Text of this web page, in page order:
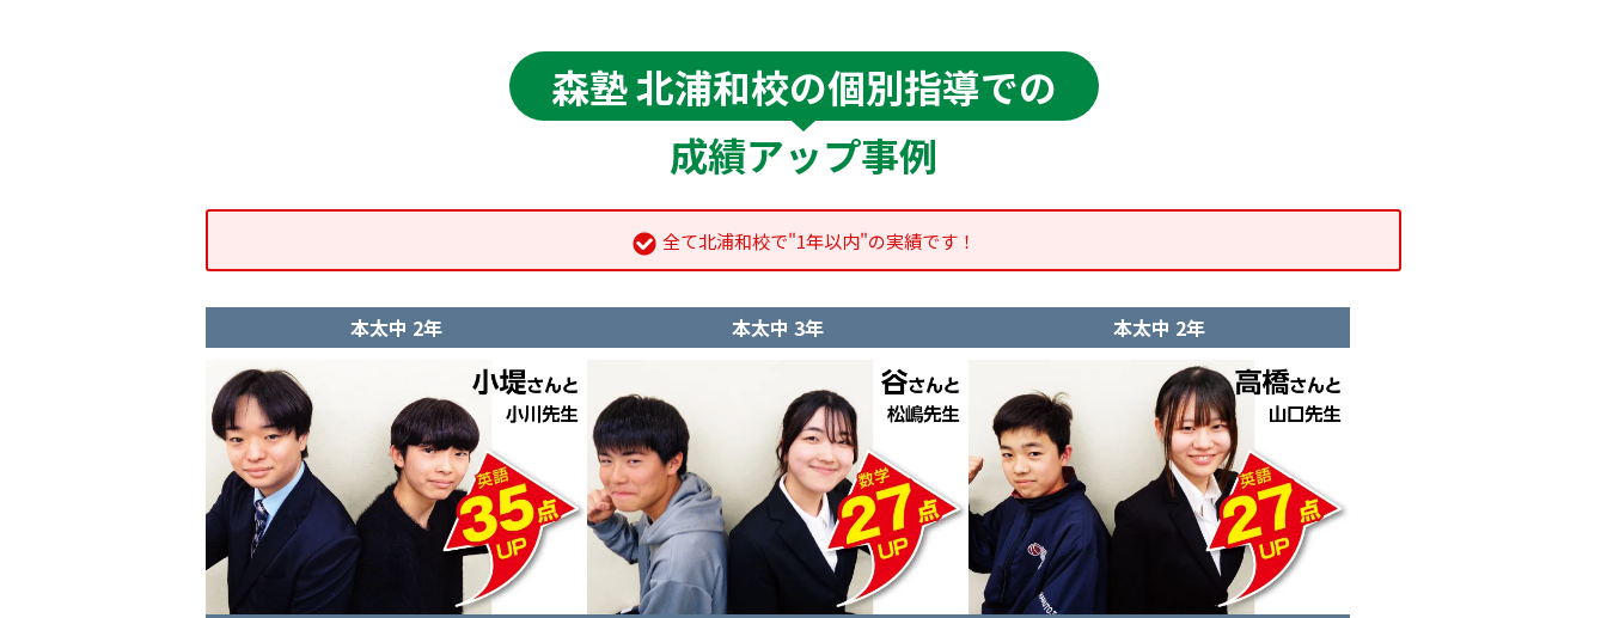
森塾 北浦和校の個別指導での
成績アップ事例
全て北浦和校で"1年以内"の実績です！
本太中 2年 本太中 3年 本太中 2年